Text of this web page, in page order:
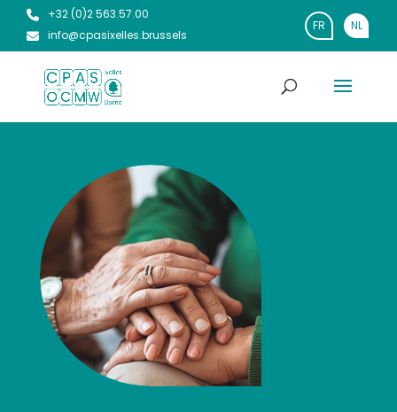
+32 (0)2 563.57.00
info@cpasixelles.brussels
FR NL